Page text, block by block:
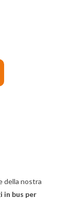
della nostra
in bus per